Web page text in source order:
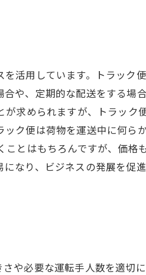
活用しています。トラック
や、定期的な配送をする場
求められますが、トラック
ク便は荷物を運送中に何ら
とはもちろんですが、価格
なり、ビジネスの発展を促
や必要な運転手人数を適切